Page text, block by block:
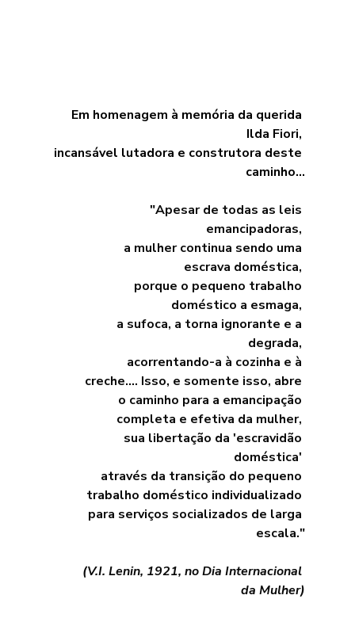
Em homenagem à memória da querida
Ilda Fiori,
incansável lutadora e construtora deste
caminho...
"Apesar de todas as leis
emancipadoras,
a mulher continua sendo uma
escrava doméstica,
porque o pequeno trabalho
doméstico a esmaga,
a sufoca, a torna ignorante e a
degrada,
acorrentando-a à cozinha e à
creche.... Isso, e somente isso, abre
o caminho para a emancipação
completa e efetiva da mulher,
sua libertação da 'escravidão
doméstica'
através da transição do pequeno
trabalho doméstico individualizado
para serviços socializados de larga
escala."
(V.I. Lenin, 1921, no Dia Internacional
da Mulher)